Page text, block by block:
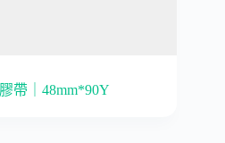
帶｜48mm*90Y